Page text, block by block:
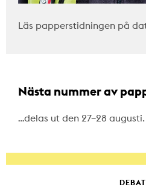
Läs papperstidningen på
Nästa nummer av
…delas ut den 27–28 augusti.